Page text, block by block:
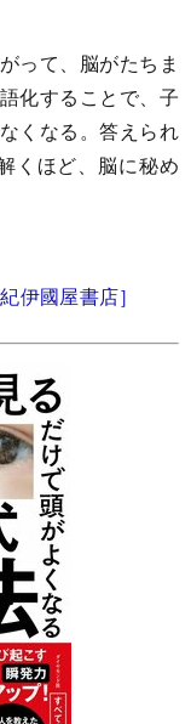
って、脳がたちま
化することで、子
くなる。答えられ
くほど、脳に秘め
紀伊國屋書店］